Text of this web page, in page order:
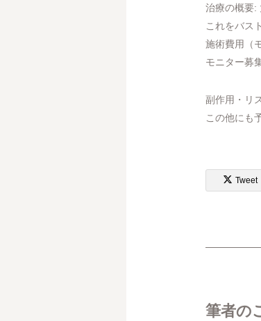
治療の概要:
これをバス
施術費用（
モニター募
副作用・リ
この他にも
Tweet
筆者の